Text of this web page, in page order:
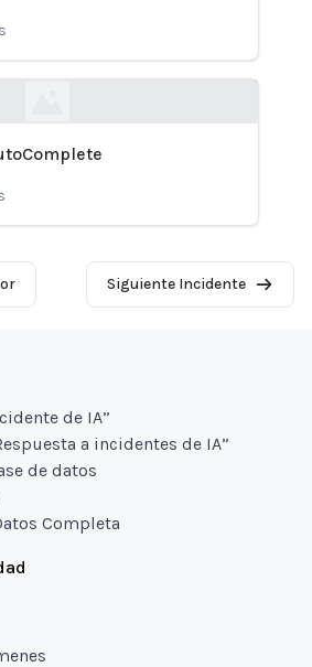
Siguiente Incidente
de IA”
a incidentes de IA”
de datos
Completa